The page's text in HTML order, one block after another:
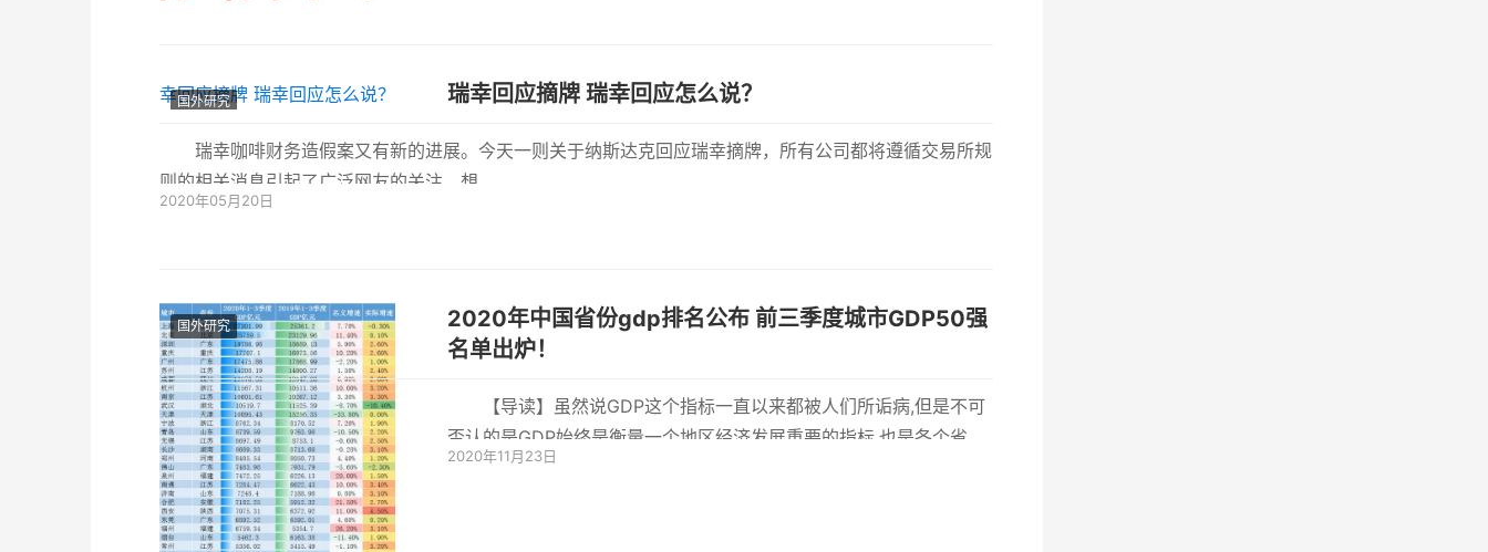
国外研究 瑞幸回应摘牌 瑞幸回应怎么说？
瑞幸咖啡财务造假案又有新的进展。今天一则关于纳斯达克回应瑞幸摘牌，所有公司都将遵循交易所规
则的相关消息引起了广泛网友的关注，想...
2020年05月20日
国外研究
2020年中国省份gdp排名公布 前三季度城市GDP50强
名单出炉！
【导读】虽然说GDP这个指标一直以来都被人们所诟病,但是不可
否认的是GDP始终是衡量一个地区经济发展重要的指标,也是各个省份
及各个城市管理
2020年11月23日